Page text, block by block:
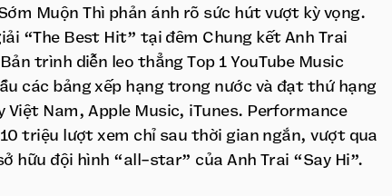
Muộn Thì phản ánh rõ sức hút vượt kỳ vọng.
“The Best Hit” tại đêm Chung kết Anh Trai
trình diễn leo thẳng Top 1 YouTube Music
các bảng xếp hạng trong nước và đạt thứ hạng
Nam, Apple Music, iTunes. Performance
triệu lượt xem chỉ sau thời gian ngắn, vượt qua
hữu đội hình “all-star” của Anh Trai “Say Hi”.